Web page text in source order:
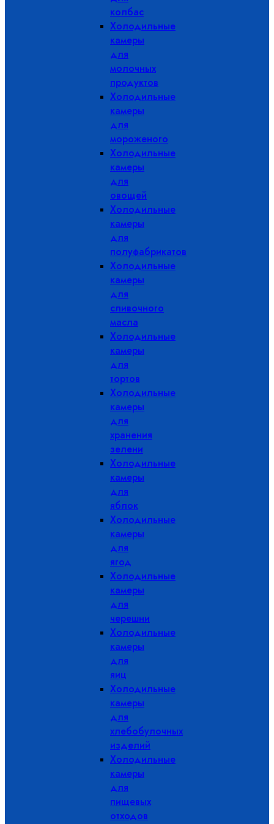
колбас
Холодильные
камеры
для
молочных
продуктов
Холодильные
камеры
для
мороженого
Холодильные
камеры
для
овощей
Холодильные
камеры
для
полуфабрикатов
Холодильные
камеры
для
сливочного
масла
Холодильные
камеры
для
тортов
Холодильные
камеры
для
хранения
зелени
Холодильные
камеры
для
яблок
Холодильные
камеры
для
ягод
Холодильные
камеры
для
черешни
Холодильные
камеры
для
яиц
Холодильные
камеры
для
хлебобулочных
изделий
Холодильные
камеры
для
пищевых
отходов